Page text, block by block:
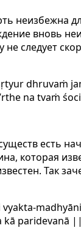
неизбежна
вновь
следует
dhruvaṁ
na tvaṁ
есть
которая
Так
kā paridevanā